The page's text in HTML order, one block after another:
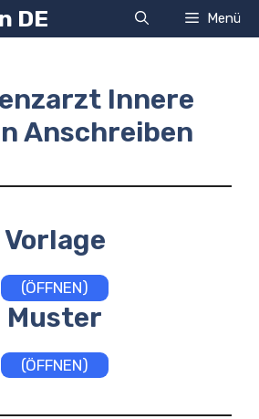
DE Menü
Innere
Anschreiben
Vorlage
(ÖFFNEN)
Muster
(ÖFFNEN)